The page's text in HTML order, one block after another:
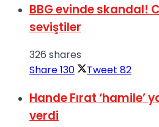
BBG evinde skandal!
seviştiler
326 shares
Share130 Tweet 82
Hande Fırat ‘hamile’
verdi